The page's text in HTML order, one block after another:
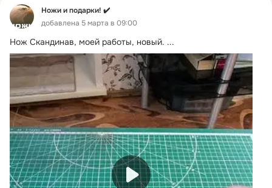
Ножи и подарки! ✔️
добавлена 5 марта в 09:00
Нож Скандинав, моей работы, новый. ...